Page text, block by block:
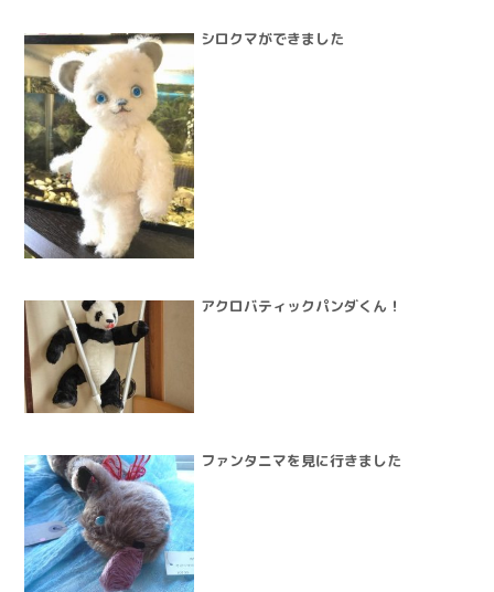
シロクマができました
アクロバティックパンダくん！
ファンタニマを見に行きました